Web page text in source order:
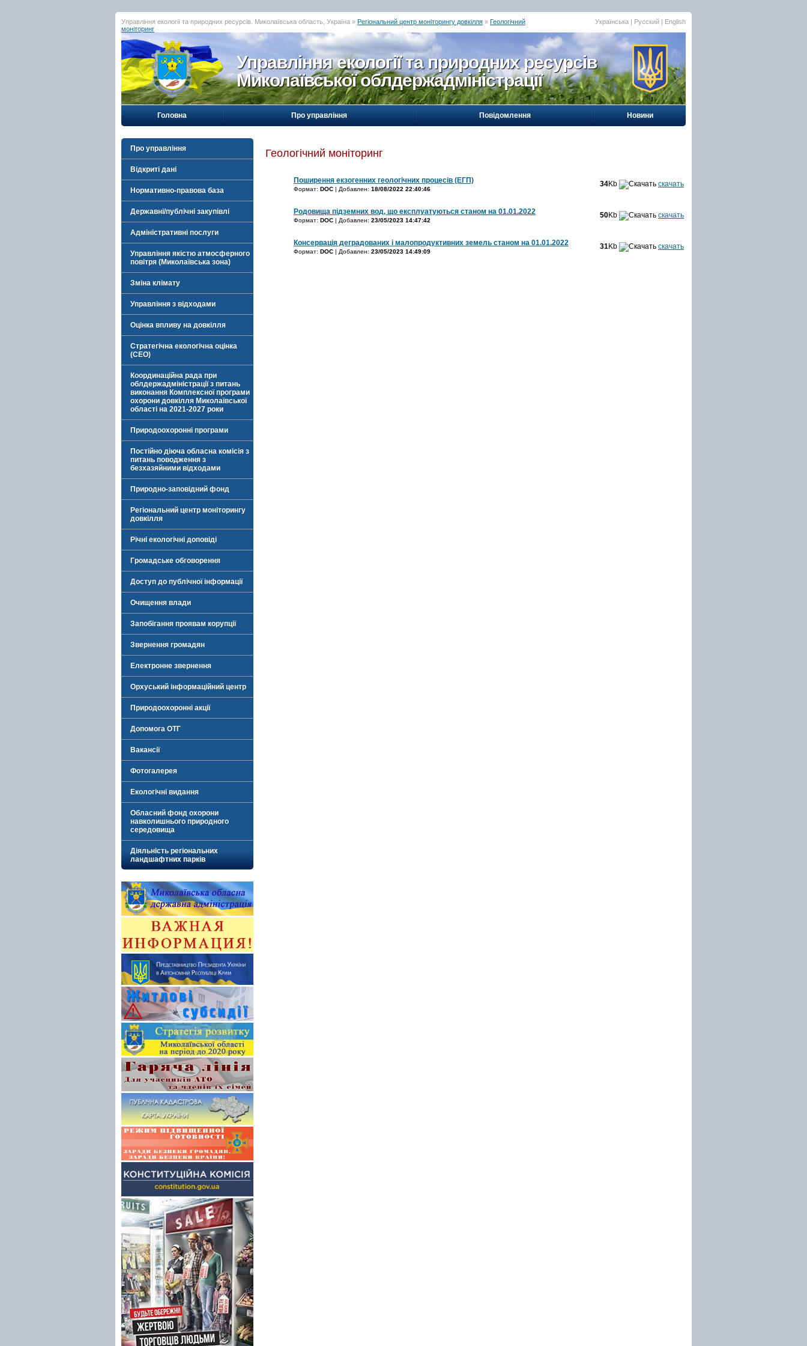
Управління екології та природних ресурсів. Миколаївська область, Україна » Регіональний центр моніторингу довкілля » Геологічний
моніторинг
Українська | Русский | English
Управління екології та природних ресурсів
Миколаївської облдержадміністрації
Головна Про управління Повідомлення Новини
Про управління
Відкриті дані
Нормативно-правова база
Державні/публічні закупівлі
Адміністративні послуги
Управління якістю атмосферного
повітря (Миколаївська зона)
Зміна клімату
Управління з відходами
Оцінка впливу на довкілля
Стратегічна екологічна оцінка
(СЕО)
Координаційна рада при
облдержадміністрації з питань
виконання Комплексної програми
охорони довкілля Миколаївської
області на 2021-2027 роки
Природоохоронні програми
Постійно діюча обласна комісія з
питань поводження з
безхазяйними відходами
Природно-заповідний фонд
Регіональний центр моніторингу
довкілля
Річні екологічні доповіді
Громадське обговорення
Доступ до публічної інформації
Очищення влади
Запобігання проявам корупції
Звернення громадян
Електронне звернення
Орхуський інформаційний центр
Природоохоронні акції
Допомога ОТГ
Вакансії
Фотогалерея
Екологічні видання
Обласний фонд охорони
навколишнього природного
середовища
Діяльність регіональних
ландшафтних парків
Геологічний моніторинг
Поширення екзогенних геологічних процесів (ЕГП)
Формат: DOC | Добавлен: 18/08/2022 22:40:46
34Kb скачать
Родовища підземних вод, що експлуатуються станом на 01.01.2022
Формат: DOC | Добавлен: 23/05/2023 14:47:42
50Kb скачать
Консервація деградованих і малопродуктивних земель станом на 01.01.2022
Формат: DOC | Добавлен: 23/05/2023 14:49:09
31Kb скачать